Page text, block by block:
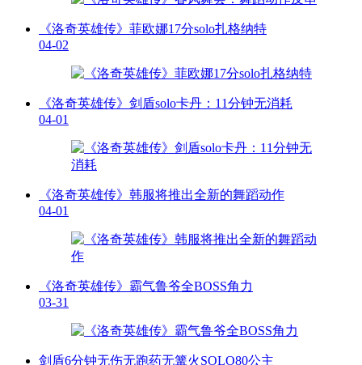
《洛奇英雄传》菲欧娜17分solo扎格纳特
04-02
《洛奇英雄传》剑盾solo卡丹：11分钟无消耗
04-01
《洛奇英雄传》韩服将推出全新的舞蹈动作
04-01
《洛奇英雄传》霸气鲁爷全BOSS角力
03-31
剑盾6分钟无伤无跑药无篝火SOLO80公主